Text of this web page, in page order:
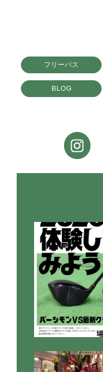
フリーパス
BLOG